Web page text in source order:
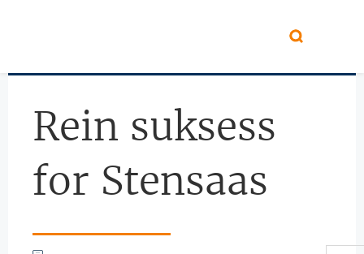
Rein suksess
for Stensaas